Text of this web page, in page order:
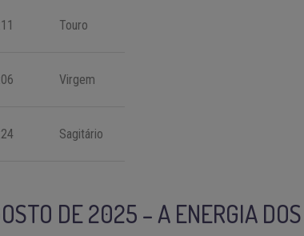
Touro
Virgem
Sagitário
DE 2025 – A ENERGIA